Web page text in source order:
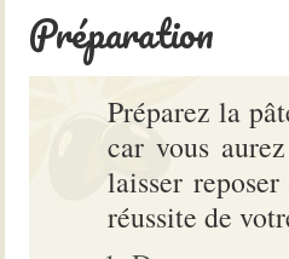
Préparation
Préparez la
car vous
laisser
réussite de